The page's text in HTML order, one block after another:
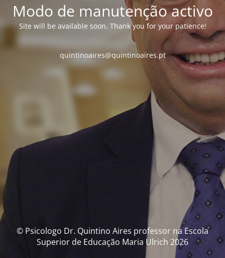
Modo de manutenção activo
Site will be available soon. Thank you for your patience!
quintinoaires@quintinoaires.pt
© Psicologo Dr. Quintino Aires professor na Escola
Superior de Educação Maria Ulrich 2026